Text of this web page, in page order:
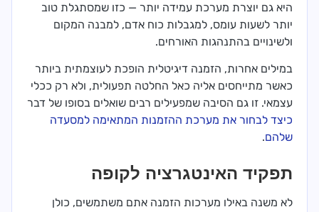
היא גם יוצרת מערכת עמידה יותר — כזו שמסתגלת טוב
יותר לשעות עומס, למגבלות כוח אדם, למבנה המקום
ולשינויים בהתנהגות האורחים.
במילים אחרות, הזמנה דיגיטלית הופכת לעוצמתית ביותר
כאשר מתייחסים אליה כאל החלטה תפעולית, ולא רק ככלי
עצמאי. זו גם הסיבה שמפעילים רבים שואלים בסופו של דבר
כיצד לבחור את מערכת ההזמנות המתאימה למסעדה
שלהם.
תפקיד האינטגרציה לקופה
לא משנה באילו מערכות הזמנה אתם משתמשים, כולן